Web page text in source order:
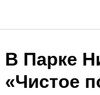
В Парке
«Чистое